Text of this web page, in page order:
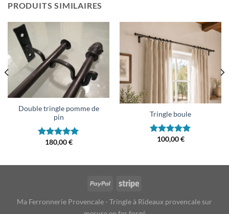
PRODUITS SIMILAIRES
Double tringle pomme de
pin
Note5.00
180,00€
Tringle boule
Note5.00
100,00€
Ma Ferronnerie Provencale - Tringle à Rideaux provencale sur